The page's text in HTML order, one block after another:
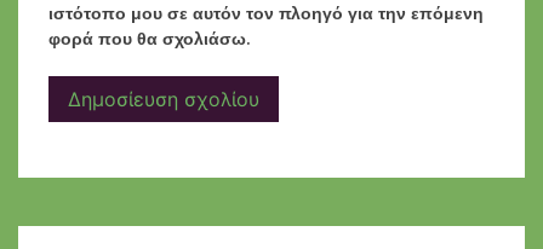
ιστότοπο μου σε αυτόν τον πλοηγό για την επόμενη
φορά που θα σχολιάσω.